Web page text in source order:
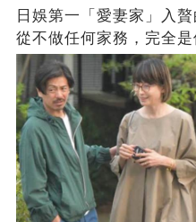
日娛第一「愛妻家」入
從不做任何家務，完全是